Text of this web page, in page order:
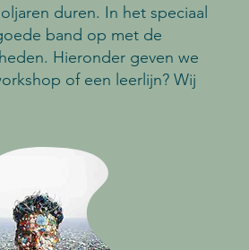
duren. In het speciaal
band op met de
Hieronder geven we
of een leerlijn? Wij